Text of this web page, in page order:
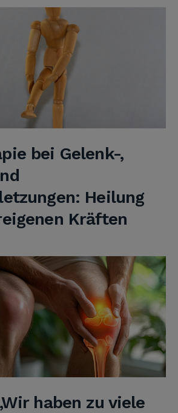
bei Gelenk-,
Heilung
Kräften
haben zu viele